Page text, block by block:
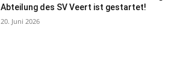
Abteilung des SV Veert ist gestartet!
20. Juni 2026